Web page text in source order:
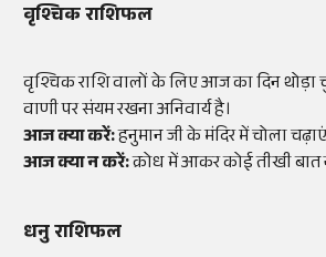
वृश्चिक राशिफल
वृश्चिक राशि वालों के लिए आज का दिन थोड़ा
वाणी पर संयम रखना अनिवार्य है।
आज क्या करें:हनुमान जी के मंदिर में चोला
आज क्या न करें:क्रोध में आकर कोई तीखी बात
धनु राशिफल